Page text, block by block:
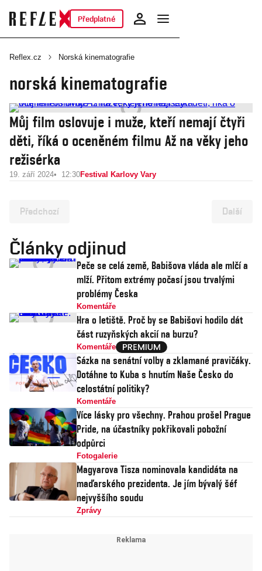
Předplatné
Reflex.cz Norská kinematografie
norská kinematografie
Můj film oslovuje i muže, kteří nemají čtyři
děti, říká o oceněném filmu Až na věky jeho
režisérka
19. září 2024 12:30Festival Karlovy Vary
Předchozí Další
Články odjinud
Peče se celá země, Babišova vláda ale mlčí a
mlží. Přitom extrémy počasí jsou trvalými
problémy Česka
Komentáře
Hra o letiště. Proč by se Babišovi hodilo dát
část ruzyňských akcií na burzu?
Komentáře
Sázka na senátní volby a zklamané pravičáky.
Dotáhne to Kuba s hnutím Naše Česko do
celostátní politiky?
Komentáře
Více lásky pro všechny. Prahou prošel Prague
Pride, na účastníky pokřikovali pobožní
odpůrci
Fotogalerie
Magyarova Tisza nominovala kandidáta na
maďarského prezidenta. Je jím bývalý šéf
nejvyššího soudu
Zprávy